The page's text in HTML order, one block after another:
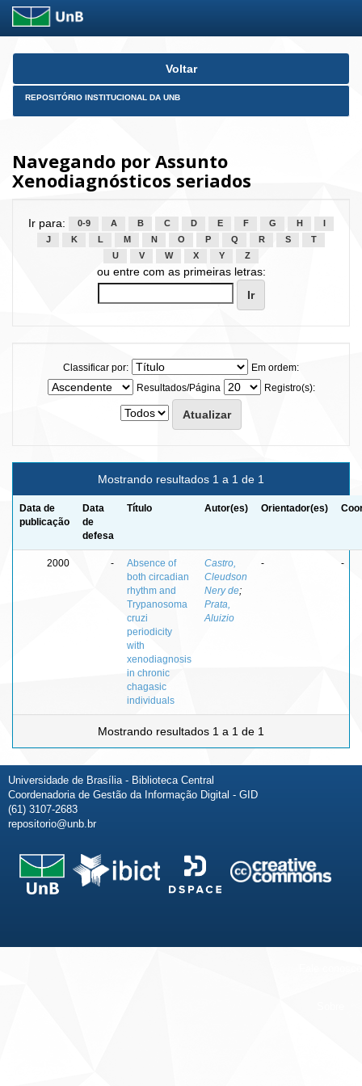
Skip
Voltar
REPOSITÓRIO INSTITUCIONAL DA UNB
Navegando por Assunto
Xenodiagnósticos seriados
Ir para: 0-9 A B C D E F G H
J
K L M N O P Q R S
T
U
V W X Y Z
ou entre com as primeiras letras:
Classificar por:
Em ordem:
Resultados/Página
Registro(s):
Mostrando resultados 1 a 1 de 1
Data de
publicação
Data
de
defesa
Título Autor(es) Orientador(es)
2000 -
Absence of
both circadian
rhythm and
Trypanosoma
cruzi
periodicity
with
xenodiagnosis
in chronic
chagasic
individuals
Castro,
Cleudson
Nery de;
Prata,
Aluizio
- -
Mostrando resultados 1 a 1 de 1
Universidade de Brasília - Biblioteca Central
Coordenadoria de Gestão da Informação Digital - GID
(61) 3107-2683
repositorio@unb.br